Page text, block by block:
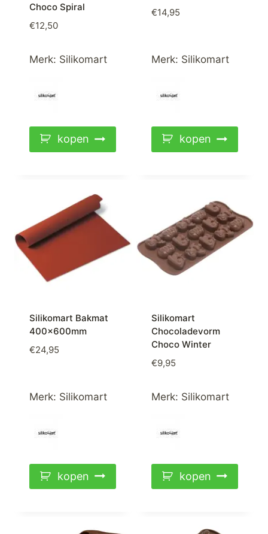
Choco Spiral
€12,50
Merk: Silikomart
kopen
€14,95
Merk: Silikomart
kopen
Silikomart Bakmat
400x600mm
€24,95
Merk: Silikomart
kopen
Silikomart
Chocoladevorm
Choco Winter
€9,95
Merk: Silikomart
kopen